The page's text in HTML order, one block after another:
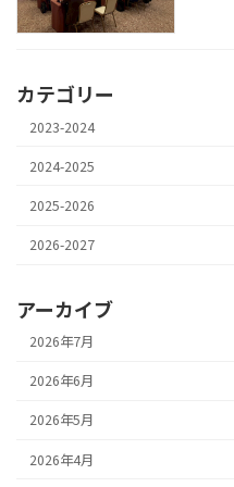
カテゴリー
2023-2024
2024-2025
2025-2026
2026-2027
アーカイブ
2026年7月
2026年6月
2026年5月
2026年4月